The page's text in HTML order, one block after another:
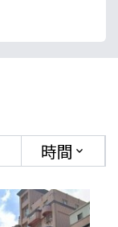
時間 keyboard_arrow_down